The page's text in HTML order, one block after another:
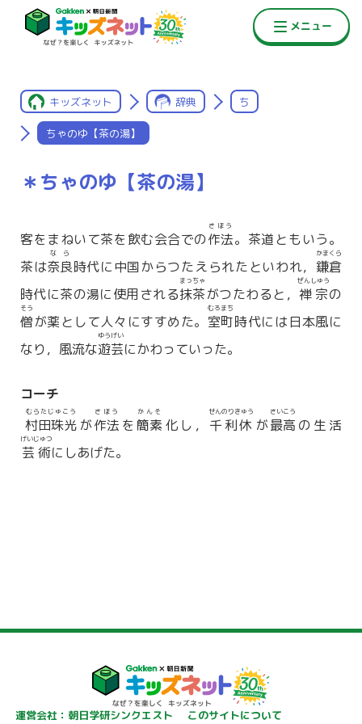
キッズネット 辞典 ち
ちゃのゆ【茶の湯】
＊ちゃのゆ【茶の湯】
客をまねいて茶を飲む会合での作法
さほう
。茶道ともいう。
茶は奈良
なら
時代に中国からつたえられたといわれ， 鎌倉
かまくら
時代に茶の湯に使用される抹茶
まっちゃ
がつたわると， 禅宗
ぜんしゅう
の
僧
そう
が薬として人々にすすめた。 室町
むろまち
時代には日本風に
なり，風流な遊芸
ゆうげい
にかわっていった。
コーチ
村田珠光
むらたじゅこう
が作法
さほう
を 簡素
かんそ
化し， 千利休
せんのりきゅう
が最高
さいこう
の生活
芸術
げいじゅつ
にしあげた。
運営会社：朝日学研シンクエスト このサイトについて